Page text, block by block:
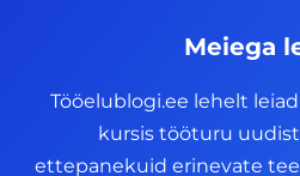
Meiega
Tööelublogi.ee lehelt
kursis tööturu
ettepanekuid erinevate